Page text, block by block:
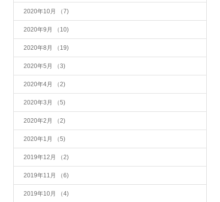
2020年10月 （7)
2020年9月 （10)
2020年8月 （19)
2020年5月 （3)
2020年4月 （2)
2020年3月 （5)
2020年2月 （2)
2020年1月 （5)
2019年12月 （2)
2019年11月 （6)
2019年10月 （4)